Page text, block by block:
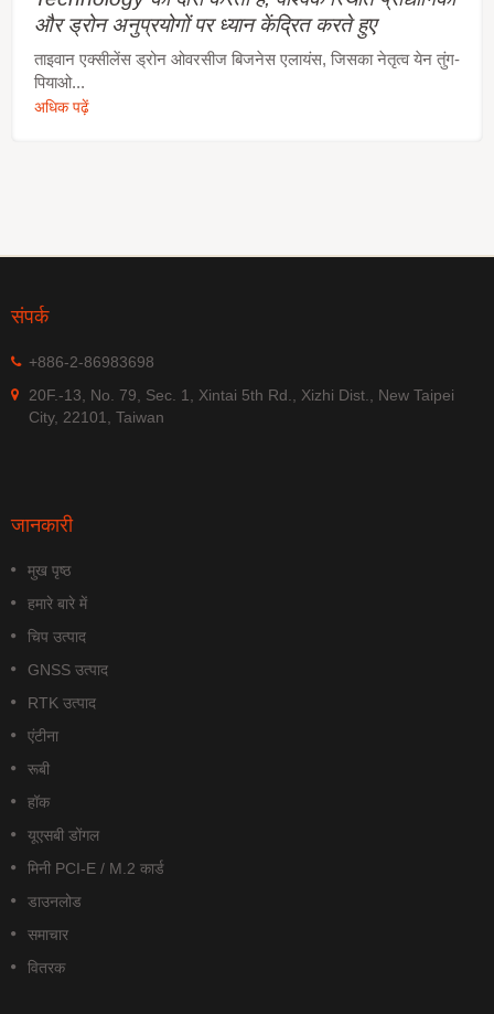
और ड्रोन अनुप्रयोगों पर ध्यान केंद्रित करते हुए
ताइवान एक्सीलेंस ड्रोन ओवरसीज बिजनेस एलायंस, जिसका नेतृत्व येन तुंग-
पियाओ...
अधिक पढ़ें
संपर्क
+886-2-86983698
20F.-13, No. 79, Sec. 1, Xintai 5th Rd., Xizhi Dist., New Taipei
City, 22101, Taiwan
जानकारी
मुख पृष्ठ
हमारे बारे में
चिप उत्पाद
GNSS उत्पाद
RTK उत्पाद
एंटीना
रूबी
हॉक
यूएसबी डोंगल
मिनी PCI-E / M.2 कार्ड
डाउनलोड
समाचार
वितरक